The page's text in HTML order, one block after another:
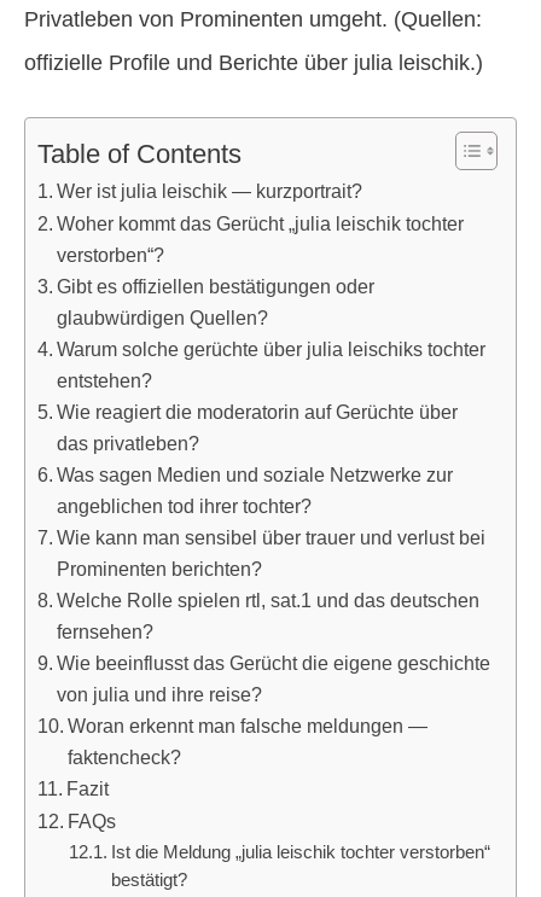
Privatleben von Prominenten umgeht. (Quellen:
offizielle Profile und Berichte über julia leischik.)
Table of Contents
Wer ist julia leischik — kurzportrait?
Woher kommt das Gerücht „julia leischik tochter
verstorben“?
Gibt es offiziellen bestätigungen oder
glaubwürdigen Quellen?
Warum solche gerüchte über julia leischiks tochter
entstehen?
Wie reagiert die moderatorin auf Gerüchte über
das privatleben?
Was sagen Medien und soziale Netzwerke zur
angeblichen tod ihrer tochter?
Wie kann man sensibel über trauer und verlust bei
Prominenten berichten?
Welche Rolle spielen rtl, sat.1 und das deutschen
fernsehen?
Wie beeinflusst das Gerücht die eigene geschichte
von julia und ihre reise?
Woran erkennt man falsche meldungen —
faktencheck?
Fazit
FAQs
Ist die Meldung „julia leischik tochter verstorben“
bestätigt?